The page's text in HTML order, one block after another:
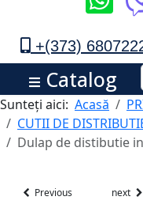
+(373)
Catalog
Sunteți aici: Acasă
CUTII DE
Dulap de distibutie
Previous next